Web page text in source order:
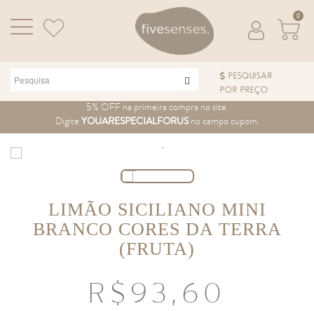
Pular para o conteúdo5% OFF na primeira compra no site.
Digite YOUARESPECIALFORUSno campo cupom.
0
PESQUISAR
POR PREÇO
LIMÃO SICILIANO MINI
BRANCO CORES DA TERRA
(FRUTA)
R$ 93,60